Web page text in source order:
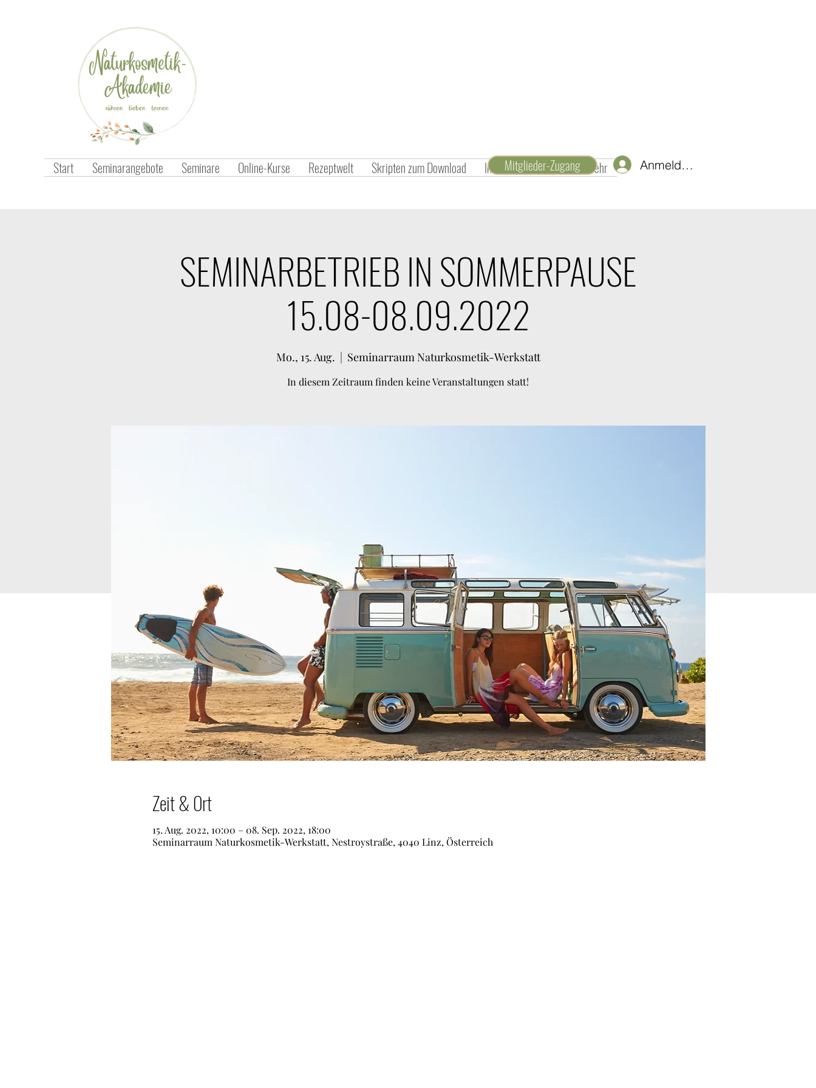
Start Seminarangebote Seminare Online-Kurse Rezeptwelt Skripten zum Download Inspiration und Ideen Mehr
Mitglieder-Zugang Anmelden
SEMINARBETRIEB IN SOMMERPAUSE
15.08-08.09.2022
Mo., 15. Aug.
  |
Seminarraum Naturkosmetik-Werkstatt
In diesem Zeitraum finden keine Veranstaltungen statt!
Zeit & Ort
15. Aug. 2022, 10:00 – 08. Sep. 2022, 18:00
Seminarraum Naturkosmetik-Werkstatt, Nestroystraße, 4040 Linz, Österreich